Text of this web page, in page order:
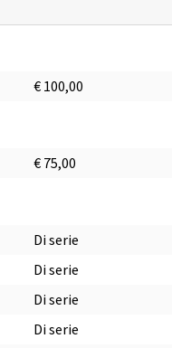
€ 100,00
€ 75,00
Di serie
Di serie
Di serie
Di serie